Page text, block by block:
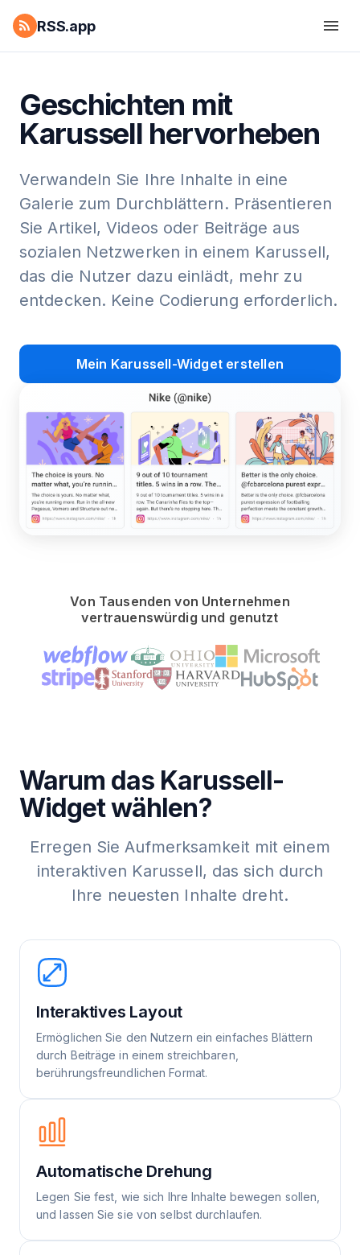
RSS.app
Geschichten mit
Karussell hervorheben
Verwandeln Sie Ihre Inhalte in eine
Galerie zum Durchblättern. Präsentieren
Sie Artikel, Videos oder Beiträge aus
sozialen Netzwerken in einem Karussell,
das die Nutzer dazu einlädt, mehr zu
entdecken. Keine Codierung erforderlich.
Mein Karussell-Widget erstellen
Von Tausenden von Unternehmen
vertrauenswürdig und genutzt
Warum das Karussell-
Widget wählen?
Erregen Sie Aufmerksamkeit mit einem
interaktiven Karussell, das sich durch
Ihre neuesten Inhalte dreht.
Interaktives Layout
Ermöglichen Sie den Nutzern ein einfaches Blättern
durch Beiträge in einem streichbaren,
berührungsfreundlichen Format.
Automatische Drehung
Legen Sie fest, wie sich Ihre Inhalte bewegen sollen,
und lassen Sie sie von selbst durchlaufen.